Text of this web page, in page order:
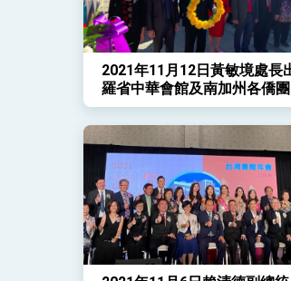
外交部重要言論
我國政府將在美國亞
2021年11月12日黃敏境處長
羅省中華會館及南加州各僑團
念國父孫中山先生誕辰獻花
儀式